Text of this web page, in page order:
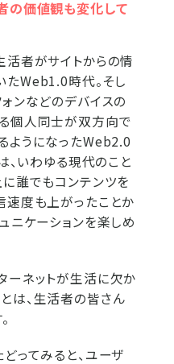
の価値観も変化して
活者がサイトからの情
Web1.0時代。そし
ンなどのデバイスの
個人同士が双方向で
ようになったWeb2.0
いわゆる現代のこと
に誰でもコンテンツを
速度も上がったことか
ニケーションを楽しめ
ーネットが生活に欠か
は、生活者の皆さん
ってみると、ユーザ